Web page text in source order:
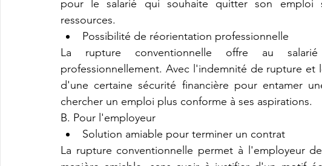
pour le salarié qui souhaite quitter son emploi
ressources.
Possibilité de réorientation professionnelle
La rupture conventionnelle offre au
professionnellement. Avec l'indemnité de rupture et
d'une certaine sécurité financière pour entamer
chercher un emploi plus conforme à ses aspirations.
B. Pour l'employeur
Solution amiable pour terminer un contrat
La rupture conventionnelle permet à l'employeur